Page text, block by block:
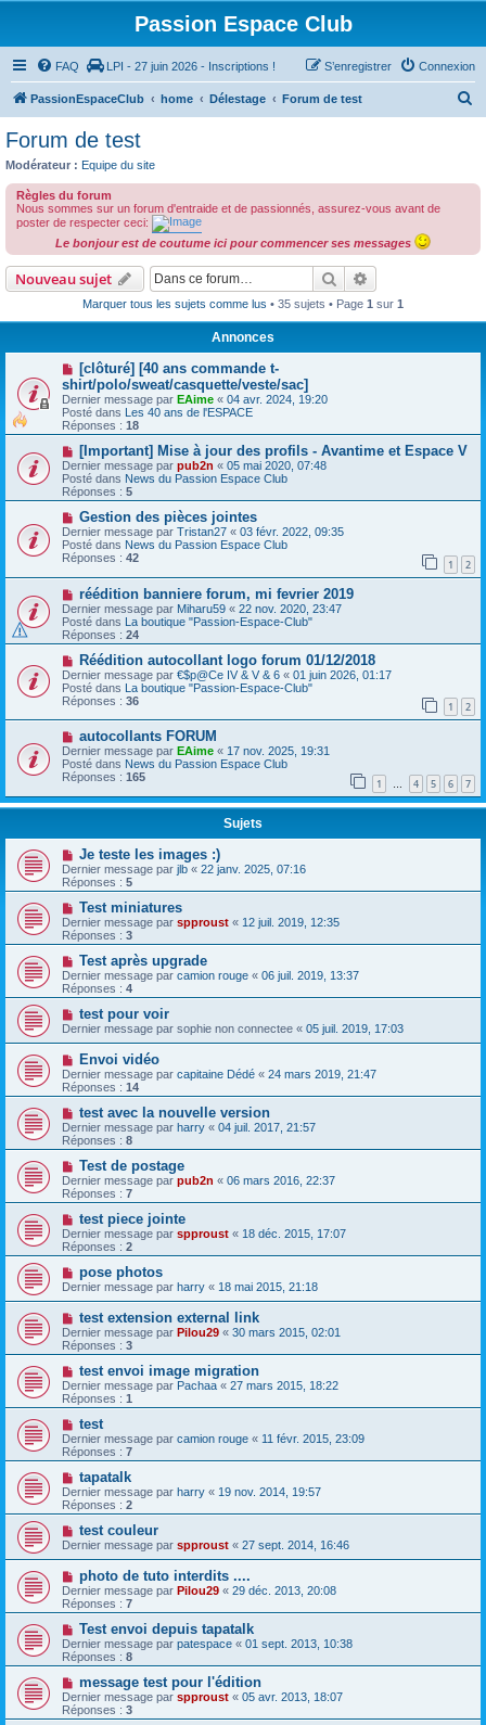
Passion Espace Club
FAQ LPI - 27 juin 2026 - Inscriptions ! Connexion
S’enregistrer
PassionEspaceClub home Délestage Forum de test
c
Forum de test
Modérateur : Equipe du site
Règles du forum
Nous sommes sur un forum d'entraide et de passionnés, assurez-vous avant de
poster de respecter ceci:
Le bonjour est de coutume ici pour commencer ses messages
Nouveau sujet Rechercher
Marquer tous les sujets comme lus • 35 sujets • Page 1 sur 1
Annonces
[clôturé] [40 ans commande t-
shirt/polo/sweat/casquette/veste/sac]
Dernier message par EAime « 04 avr. 2024, 19:20
Posté dans Les 40 ans de l'ESPACE
Réponses : 18
[Important] Mise à jour des profils - Avantime et Espace V
Dernier message par pub2n « 05 mai 2020, 07:48
Posté dans News du Passion Espace Club
Réponses : 5
Gestion des pièces jointes
Dernier message par Tristan27 « 03 févr. 2022, 09:35
Posté dans News du Passion Espace Club
Réponses : 42 1 2
réédition banniere forum, mi fevrier 2019
Dernier message par Miharu59 « 22 nov. 2020, 23:47
Posté dans La boutique "Passion-Espace-Club"
Réponses : 24
Réédition autocollant logo forum 01/12/2018
Dernier message par €$p@Ce IV & V & 6 « 01 juin 2026, 01:17
Posté dans La boutique "Passion-Espace-Club"
Réponses : 36 1 2
autocollants FORUM
Dernier message par EAime « 17 nov. 2025, 19:31
Posté dans News du Passion Espace Club
Réponses : 165 1 … 4 5 6 7
Sujets
Je teste les images :)
Dernier message par jlb « 22 janv. 2025, 07:16
Réponses : 5
Test miniatures
Dernier message par spproust « 12 juil. 2019, 12:35
Réponses : 3
Test après upgrade
Dernier message par camion rouge « 06 juil. 2019, 13:37
Réponses : 4
test pour voir
Dernier message par sophie non connectee « 05 juil. 2019, 17:03
Envoi vidéo
Dernier message par capitaine Dédé « 24 mars 2019, 21:47
Réponses : 14
test avec la nouvelle version
Dernier message par harry « 04 juil. 2017, 21:57
Réponses : 8
Test de postage
Dernier message par pub2n « 06 mars 2016, 22:37
Réponses : 7
test piece jointe
Dernier message par spproust « 18 déc. 2015, 17:07
Réponses : 2
pose photos
Dernier message par harry « 18 mai 2015, 21:18
test extension external link
Dernier message par Pilou29 « 30 mars 2015, 02:01
Réponses : 3
test envoi image migration
Dernier message par Pachaa « 27 mars 2015, 18:22
Réponses : 1
test
Dernier message par camion rouge « 11 févr. 2015, 23:09
Réponses : 7
tapatalk
Dernier message par harry « 19 nov. 2014, 19:57
Réponses : 2
test couleur
Dernier message par spproust « 27 sept. 2014, 16:46
photo de tuto interdits ....
Dernier message par Pilou29 « 29 déc. 2013, 20:08
Réponses : 7
Test envoi depuis tapatalk
Dernier message par patespace « 01 sept. 2013, 10:38
Réponses : 8
message test pour l'édition
Dernier message par spproust « 05 avr. 2013, 18:07
Réponses : 3